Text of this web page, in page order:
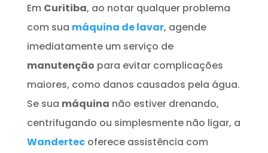
Em Curitiba, ao notar qualquer problema
com sua máquina de lavar, agende
imediatamente um serviço de
manutenção para evitar complicações
maiores, como danos causados pela água.
Se sua máquina não estiver drenando,
centrifugando ou simplesmente não ligar, a
Wandertecoferece assistência com